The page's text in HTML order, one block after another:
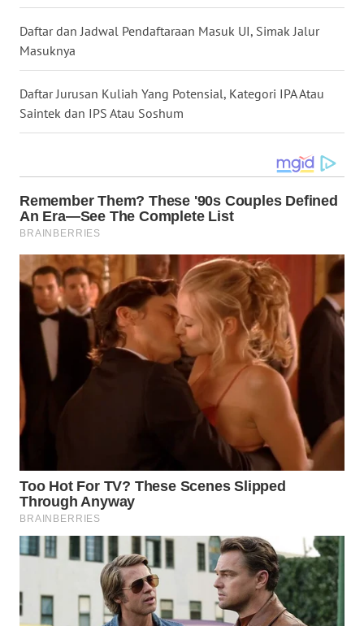
Daftar dan Jadwal Pendaftaraan Masuk UI, Simak Jalur
Masuknya
Daftar Jurusan Kuliah Yang Potensial, Kategori IPA Atau
Saintek dan IPS Atau Soshum
WN DELI
SERDANG
WN
TINGGI
WN
KARAWANG
WN
BEKASI
WN
BOGOR
WN
DEPOK
UTARA
WN
SAMOSIR
PADANG
LAWAS